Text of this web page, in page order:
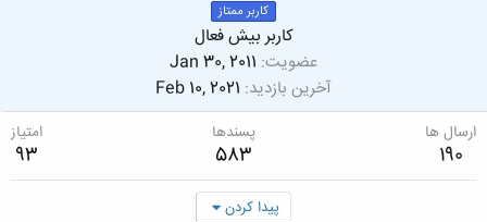
کاربر ممتاز
کاربر بیش فعال
عضویت Jan 30, 2011
آخرین بازدید Feb 10, 2021
ارسال ها
190
پسندها
583
امتیاز
93
پیدا کردن